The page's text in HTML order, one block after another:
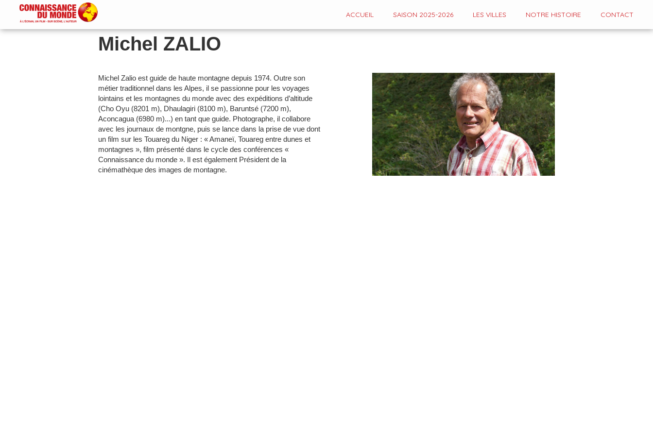
ACCUEIL SAISON 2025-2026 LES VILLES NOTRE HISTOIRE CONTACT
Michel ZALIO
Michel Zalio est guide de haute montagne depuis 1974. Outre son
métier traditionnel dans les Alpes, il se passionne pour les voyages
lointains et les montagnes du monde avec des expéditions d’altitude
(Cho Oyu (8201 m), Dhaulagiri (8100 m), Baruntsé (7200 m),
Aconcagua (6980 m)...) en tant que guide. Photographe, il collabore
avec les journaux de montgne, puis se lance dans la prise de vue dont
un film sur les Touareg du Niger : « Amaneï, Touareg entre dunes et
montagnes », film présenté dans le cycle des conférences «
Connaissance du monde ». Il est également Président de la
cinémathèque des images de montagne.